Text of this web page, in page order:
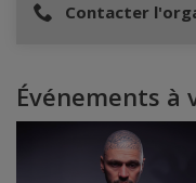
Contacter
Événements à